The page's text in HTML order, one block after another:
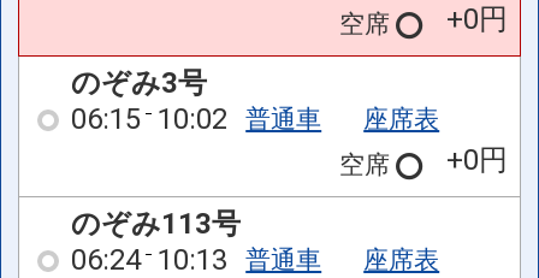
空席
+0円
のぞみ3号
06:15 10:02 普通車
座席表
空席
+0円
のぞみ113号
06:24 10:13 普通車
座席表